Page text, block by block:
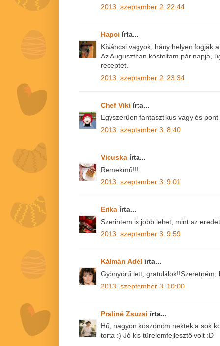
2013. szeptember 2. 22:44
Hapci írta...
Kíváncsi vagyok, hány helyen fogják
Az Augusztban kóstoltam pár napja,
receptet.
2013. szeptember 2. 23:34
Chef Viki írta...
Egyszerűen fantasztikus vagy és pont
2013. szeptember 3. 8:40
Vicuska írta...
Remekmű!!!
2013. szeptember 3. 9:01
Erika írta...
Szerintem is jobb lehet, mint az
2013. szeptember 3. 9:59
Kálmán Adél írta...
Gyönyörű lett,
2013. szeptember 3. 10:00
Praliné Zsuzsi írta...
Hű, nagyon köszönöm nektek a sok
torta :) Jó kis türelemfejlesztő volt :D